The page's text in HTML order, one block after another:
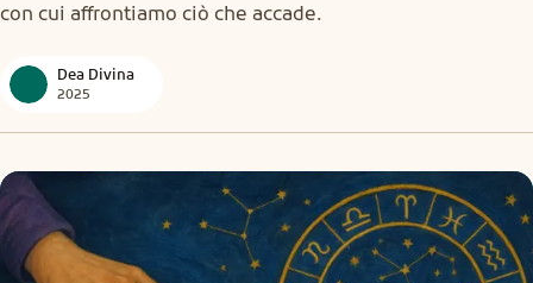
con cui affrontiamo ciò che accade.
Dea Divina
2025